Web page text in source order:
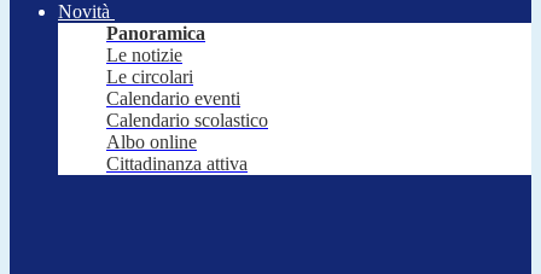
Novità
Panoramica
Le notizie
Le circolari
Calendario eventi
Calendario scolastico
Albo online
Cittadinanza attiva